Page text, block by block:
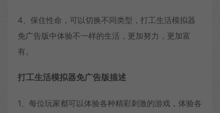
4、保住性命，可以切换不同类型，打工生活模拟器
免广告版中体验不一样的生活，更加努力，更加富
有。
打工生活模拟器免广告版描述
1、每位玩家都可以体验各种精彩刺激的游戏，体验各